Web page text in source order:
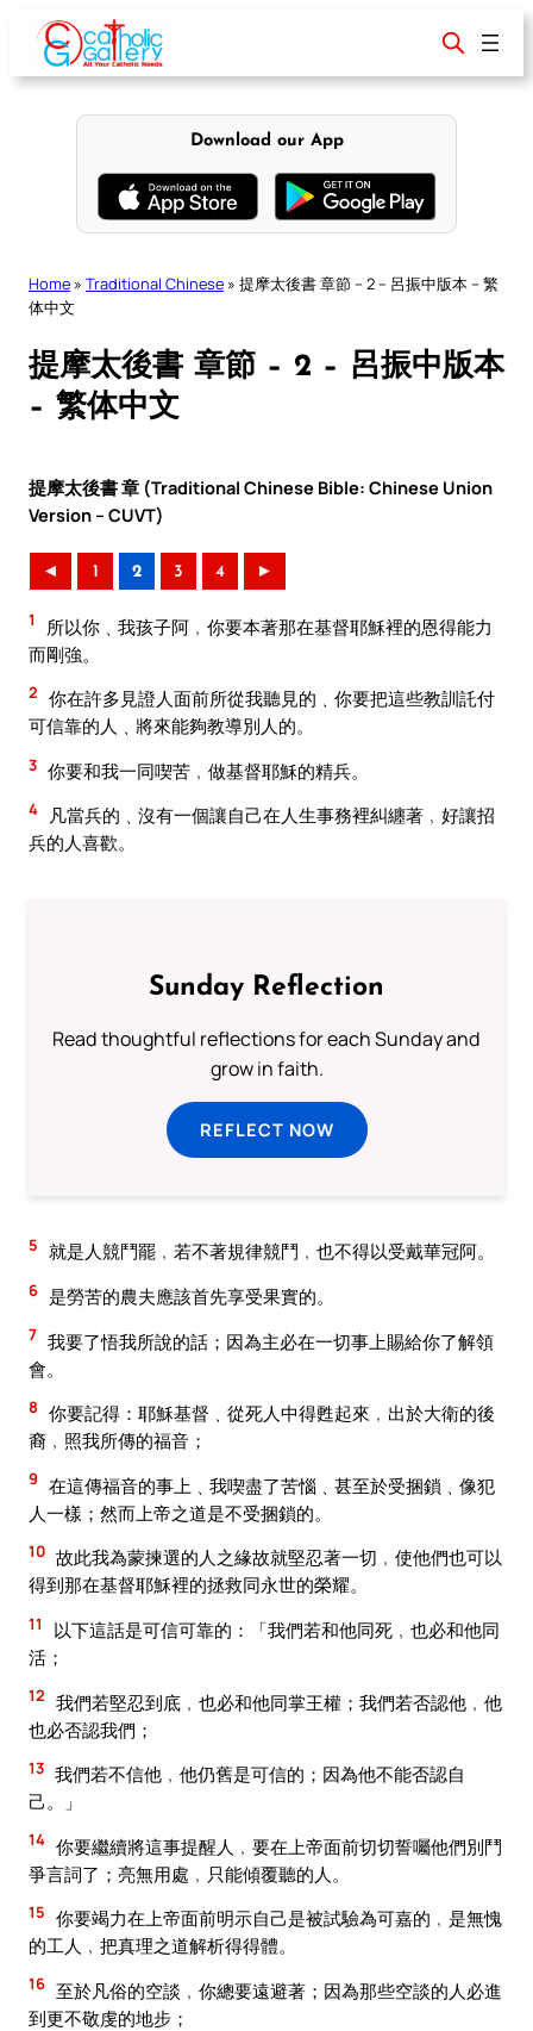
content
Download our App
Home » Traditional Chinese » 提摩太後書 章節 – 2 – 呂振中版本 – 繁
体中文
提摩太後書 章節 – 2 – 呂振中版本
– 繁体中文
提摩太後書 章 (Traditional Chinese Bible: Chinese Union
Version – CUVT)
◄ 1 2 3 4 ►
1
所以你﹑我孩子阿﹐你要本著那在基督耶穌裡的恩得能力
而剛強。
2 你在許多見證人面前所從我聽見的﹑你要把這些教訓託付
可信靠的人﹑將來能夠教導別人的。
3 你要和我一同喫苦﹐做基督耶穌的精兵。
4
凡當兵的﹑沒有一個讓自己在人生事務裡糾纏著﹐好讓招
兵的人喜歡。
Sunday Reflection
Read thoughtful reflections for each Sunday and
grow in faith.
REFLECT NOW
5 就是人競鬥罷﹐若不著規律競鬥﹐也不得以受戴華冠阿。
6 是勞苦的農夫應該首先享受果實的。
7 我要了悟我所說的話；因為主必在一切事上賜給你了解領
會。
8 你要記得：耶穌基督﹑從死人中得甦起來﹐出於大衛的後
裔﹐照我所傳的福音；
9 在這傳福音的事上﹑我喫盡了苦惱﹑甚至於受捆鎖﹑像犯
人一樣；然而上帝之道是不受捆鎖的。
10 故此我為蒙揀選的人之緣故就堅忍著一切﹐使他們也可以
得到那在基督耶穌裡的拯救同永世的榮耀。
11
以下這話是可信可靠的：「我們若和他同死﹐也必和他同
活；
12 我們若堅忍到底﹐也必和他同掌王權；我們若否認他﹐他
也必否認我們；
13 我們若不信他﹐他仍舊是可信的；因為他不能否認自
己。」
14 你要繼續將這事提醒人﹐要在上帝面前切切誓囑他們別鬥
爭言詞了；亮無用處﹐只能傾覆聽的人。
15 你要竭力在上帝面前明示自己是被試驗為可嘉的﹐是無愧
的工人﹐把真理之道解析得得體。
16 至於凡俗的空談﹐你總要遠避著；因為那些空談的人必進
到更不敬虔的地步；